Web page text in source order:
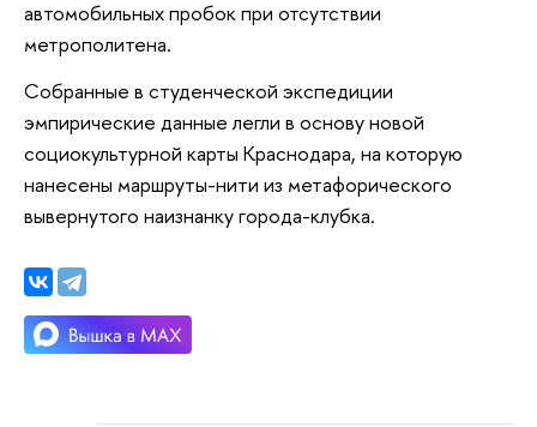
автомобильных пробок при отсутствии
метрополитена.
Собранные в студенческой экспедиции
эмпирические данные легли в основу новой
социокультурной карты Краснодара, на которую
нанесены маршруты-нити из метафорического
вывернутого наизнанку города-клубка.